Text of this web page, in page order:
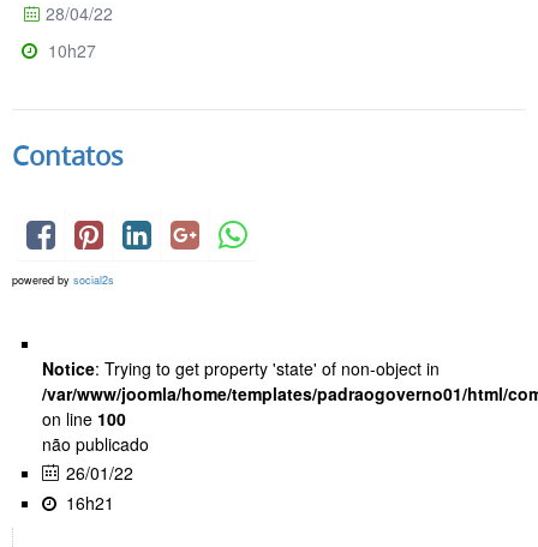
28/04/22
10h27
Contatos
powered by social2s
Notice: Trying to get property 'state' of non-object in
/var/www/joomla/home/templates/padraogoverno01/html/
on line 100
não publicado
26/01/22
16h21